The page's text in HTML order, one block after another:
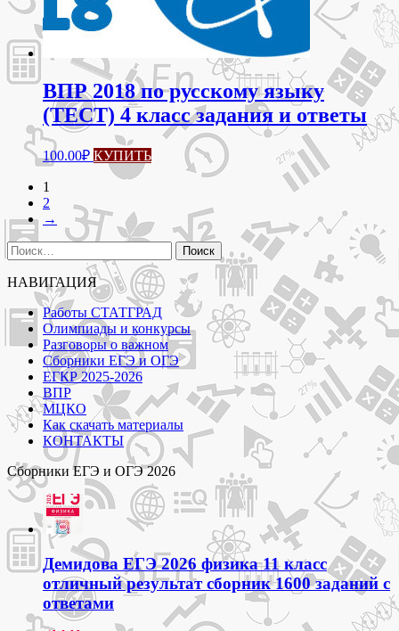
ВПР 2018 по русскому языку
(ТЕСТ) 4 класс задания и ответы
100.00₽ КУПИТЬ
1
2
→
Найти:
НАВИГАЦИЯ
Работы СТАТГРАД
Олимпиады и конкурсы
Разговоры о важном
Сборники ЕГЭ и ОГЭ
ЕГКР 2025-2026
ВПР
МЦКО
Как скачать материалы
КОНТАКТЫ
Сборники ЕГЭ и ОГЭ 2026
Демидова ЕГЭ 2026 физика 11 класс
отличный результат сборник 1600 заданий с
ответами